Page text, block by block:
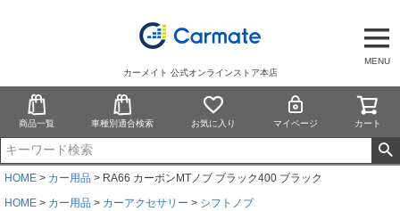
MENU
カーメイト 公式オンラインストア本店
商品一覧 車種別適合検索 お気に入り マイページ カート
HOME カー用品
RA66 カーボンMTノブ ブラック400 ブラック
HOME
カー用品 カーアクセサリー
シフトノブ